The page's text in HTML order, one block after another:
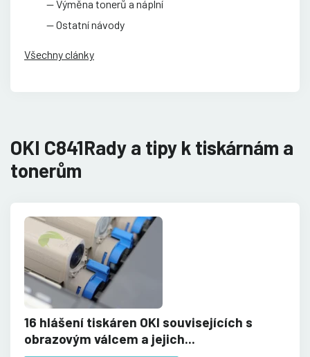
Výměna tonerů a náplní
Ostatní návody
Všechny clánky
OKI C841Rady a tipy k tiskárnám a
tonerům
16 hlášení tiskáren OKI souvisejících s
obrazovým válcem a jejich...